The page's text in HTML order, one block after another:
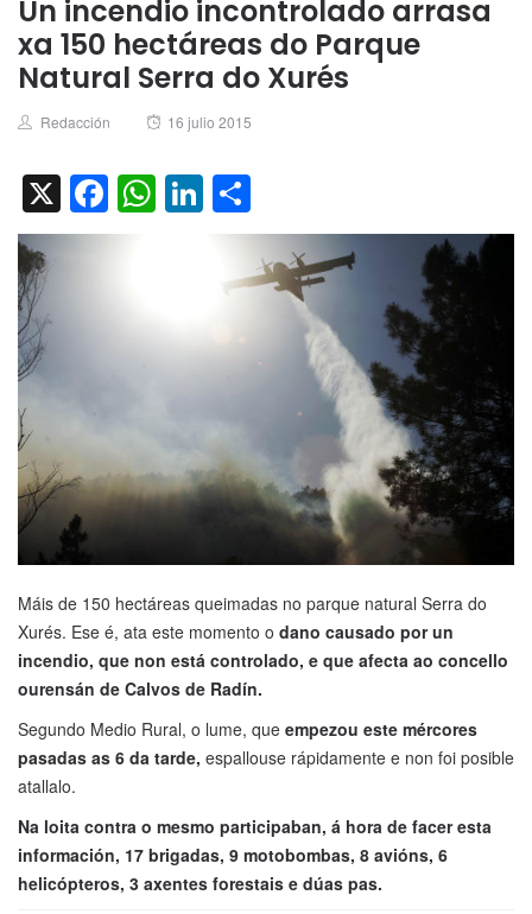
Un incendio incontrolado arrasa
xa 150 hectáreas do Parque
Natural Serra do Xurés
Author
Redacción
Posted
16 julio 2015
X Facebook
WhatsApp
LinkedIn
Máis de 150 hectáreas queimadas no parque natural Serra do
Xurés. Ese é, ata este momento o dano causado por un
incendio, que non está controlado, e que afecta ao concello
ourensán de Calvos de Radín.
Segundo Medio Rural, o lume, que empezou este mércores
pasadas as 6 da tarde, espallouse rápidamente e non foi posible
atallalo.
Na loita contra o mesmo participaban, á hora de facer esta
información, 17 brigadas, 9 motobombas, 8 avións, 6
helicópteros, 3 axentes forestais e dúas pas.